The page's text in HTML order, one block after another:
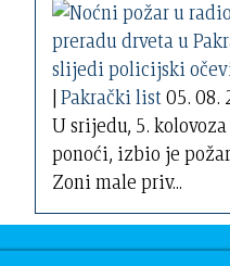
|Pakrački list05. 08.
U srijedu, 5.
ponoći, izbio je
Zoni male priv...